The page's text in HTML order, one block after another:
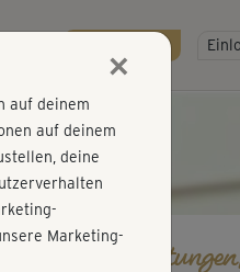
Gratis testen!
Bewertungen,
×
auf deinem
auf deinem
deine
Marketing-